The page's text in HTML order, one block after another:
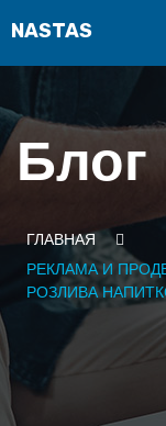
Блог
ГЛАВНАЯ
РЕКЛАМА И
РОЗЛИВА